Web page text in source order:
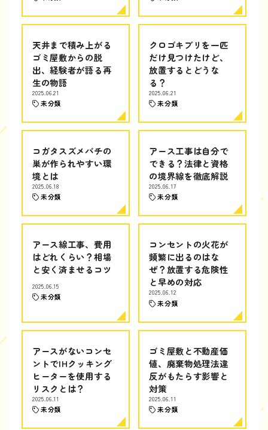
天井まで積み上がる
ゴミ屋敷からの脱
出、経験者が語る再
生の物語
2025.06.21
未分類
クロゴキブリを一匹
だけ見つけたけど、
放置するとどうな
る？
2025.06.21
未分類
コガタスズメバチの
巣が作られやすい環
境とは
2025.06.18
未分類
アース工事は自分で
できる？法律と資格
の境界線を徹底解説
2025.06.17
未分類
アース線工事、費用
はどれくらい？相場
と安く済ませるコツ
2025.06.15
未分類
コンセントの火花が
頻繁に出るのはな
ぜ？放置する危険性
と早めの対応
2025.06.12
未分類
アースがないコンセ
ントでIHクッキング
ヒーターを使用する
リスクとは？
2025.06.11
未分類
ゴミ屋敷と不動産価
値、廃棄物処理法違
反がもたらす影響と
対策
2025.06.11
未分類